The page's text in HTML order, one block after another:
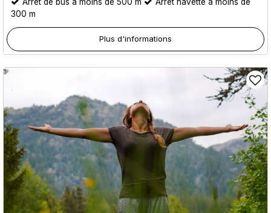
300 m
Plus d'informations